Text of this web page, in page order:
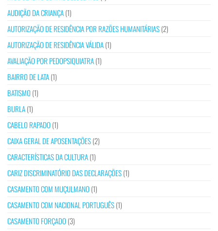
AUDIÇÃO DA CRIANÇA(1)
AUTORIZAÇÃO DE RESIDÊNCIA POR RAZÕES HUMANITÁRIAS(2)
AUTORIZAÇÃO DE RESIDÊNCIA VÁLIDA(1)
AVALIAÇÃO POR PEDOPSIQUIATRA(1)
BAIRRO DE LATA(1)
BATISMO (1)
BURLA(1)
CABELO RAPADO (1)
CAIXA GERAL DE APOSENTAÇÕES(2)
CARACTERÍSTICAS DA CULTURA(1)
CARIZ DISCRIMINATÓRIO DAS DECLARAÇÕES(1)
CASAMENTO COM MUÇULMANO (1)
CASAMENTO COM NACIONAL PORTUGUÊS(1)
CASAMENTO FORÇADO (3)